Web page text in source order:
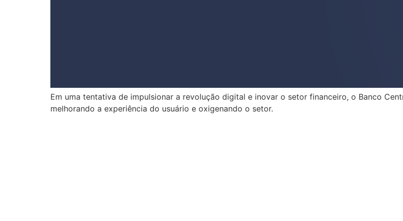
Em uma tentativa de impulsionar a revolução digital e inovar o setor financeiro, o Banco
melhorando a experiência do usuário e oxigenando o setor.